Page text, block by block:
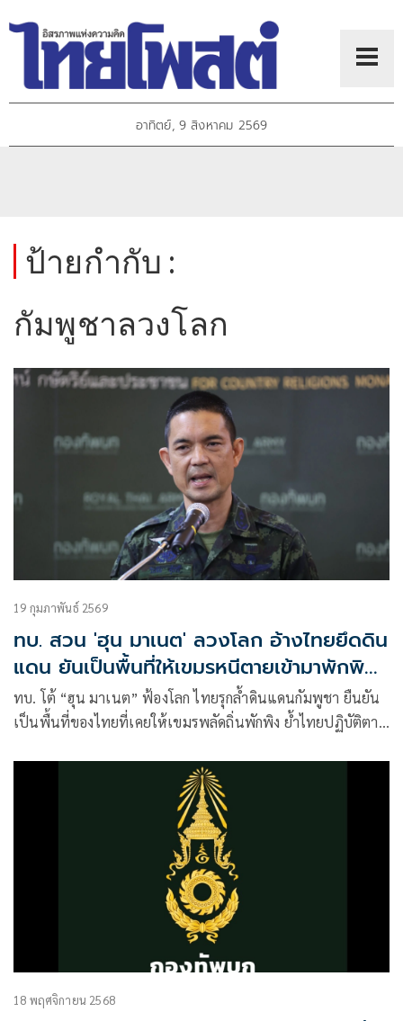
อาทิตย์, 9 สิงหาคม 2569
ป้ายกำกับ :
กัมพูชาลวงโลก
19 กุมภาพันธ์ 2569
ทบ. สวน 'ฮุน มาเนต' ลวงโลก อ้างไทยยึดดิน
แดน ยันเป็นพื้นที่ให้เขมรหนีตายเข้ามาพักพิง
แต่ไม่ยอมกลับ
ทบ. โต้ “ฮุน มาเนต” ฟ้องโลก ไทยรุกล้ำดินแดนกัมพูชา ยืนยัน
เป็นพื้นที่ของไทยที่เคยให้เขมรพลัดถิ่นพักพิง ย้ำไทยปฏิบัติตาม
เมื่อสถานการณ์ลดความตึงเครียดและพื้นที่มีความปลอดภัย
18 พฤศจิกายน 2568